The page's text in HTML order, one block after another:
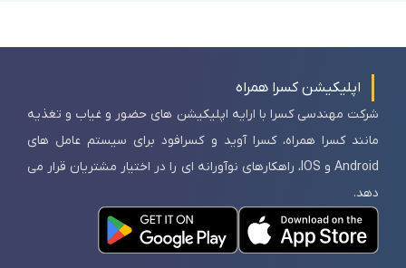
اپلیکیشن کسرا همراه
شرکت مهندسی کسرا با ارایه اپلیکیشن های حضور و غیاب و تغذیه
مانند کسرا همراه، کسرا آوید و کسرافود برای سیستم عامل های
Android و IOS، راهکارهای نوآورانه ای را در اختیار مشتریان قرار می
دهد.